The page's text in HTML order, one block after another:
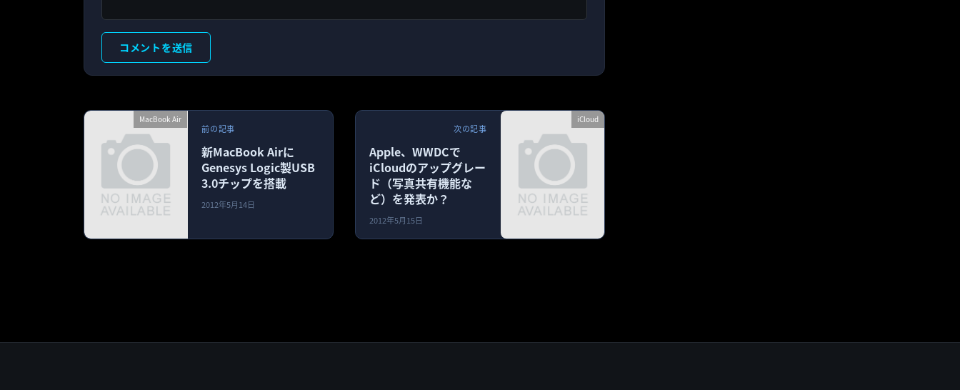
MacBook Air
前の記事
新MacBook Airに
Genesys Logic製USB
3.0チップを搭載
2012年5月14日
iCloud
次の記事
Apple、WWDCで
iCloudのアップグレー
ド（写真共有機能な
ど）を発表か？
2012年5月15日